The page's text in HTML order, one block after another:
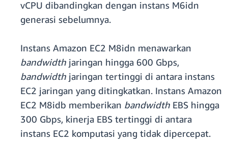
vCPU dibandingkan dengan instans M6idn
generasi sebelumnya.
Instans Amazon EC2 M8idn menawarkan
bandwidth jaringan hingga 600 Gbps,
bandwidth jaringan tertinggi di antara instans
EC2 jaringan yang ditingkatkan. Instans Amazon
EC2 M8idb memberikan bandwidth EBS hingga
300 Gbps, kinerja EBS tertinggi di antara
instans EC2 komputasi yang tidak dipercepat.